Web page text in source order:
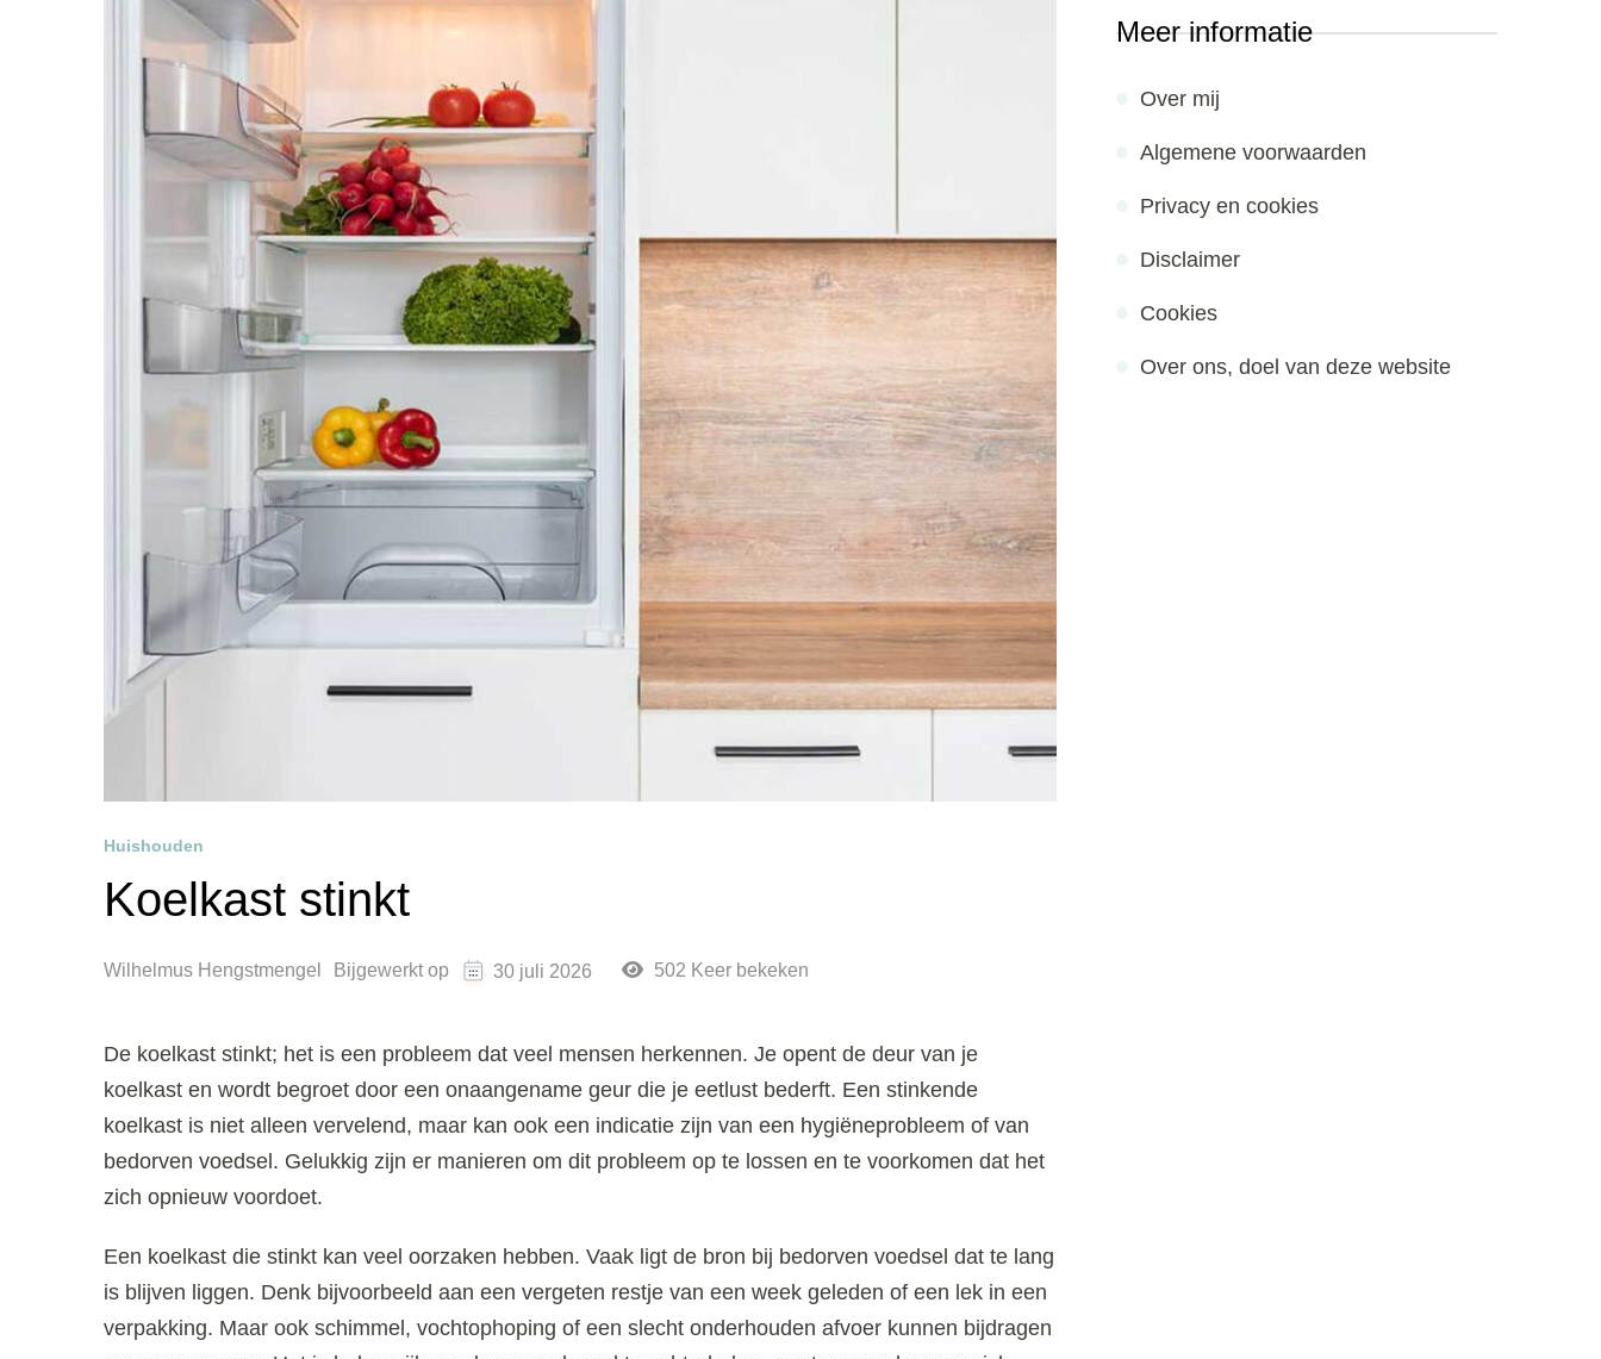
Huishouden
Koelkast stinkt
Wilhelmus Hengstmengel Bijgewerkt op 30 juli 2026 502 Keer bekeken
De koelkast stinkt; het is een probleem dat veel mensen herkennen. Je opent de deur van je
koelkast en wordt begroet door een onaangename geur die je eetlust bederft. Een stinkende
koelkast is niet alleen vervelend, maar kan ook een indicatie zijn van een hygiëneprobleem of van
bedorven voedsel. Gelukkig zijn er manieren om dit probleem op te lossen en te voorkomen dat het
zich opnieuw voordoet.
Een koelkast die stinkt kan veel oorzaken hebben. Vaak ligt de bron bij bedorven voedsel dat te lang
is blijven liggen. Denk bijvoorbeeld aan een vergeten restje van een week geleden of een lek in een
verpakking. Maar ook schimmel, vochtophoping of een slecht onderhouden afvoer kunnen bijdragen
Meer informatie
Over mij
Algemene voorwaarden
Privacy en cookies
Disclaimer
Cookies
Over ons, doel van deze website